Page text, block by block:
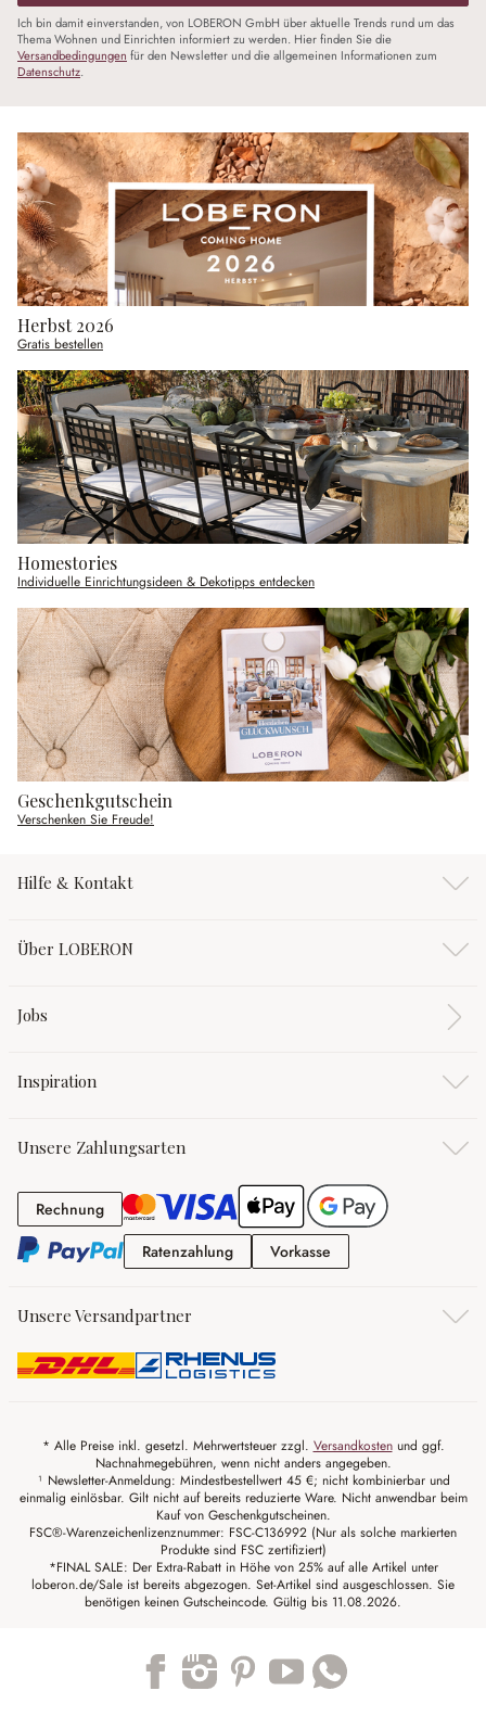
Ich bin damit einverstanden, von LOBERON GmbH über aktuelle Trends rund um das
Thema Wohnen und Einrichten informiert zu werden. Hier finden Sie die
Versandbedingungen für den Newsletter und die allgemeinen Informationen zum
Datenschutz.
Herbst 2026
Gratis bestellen
Homestories
Individuelle Einrichtungsideen & Dekotipps entdecken
Geschenkgutschein
Verschenken Sie Freude!
Hilfe & Kontakt
Über LOBERON
Jobs
Inspiration
Unsere Zahlungsarten
RechnungRechnung
RatenzahlungRatenzahlung
Vorkasse
Unsere Versandpartner
* Alle Preise inkl. gesetzl. Mehrwertsteuer zzgl. Versandkostenund ggf.
Nachnahmegebühren, wenn nicht anders angegeben.
¹ Newsletter-Anmeldung: Mindestbestellwert 45 €; nicht kombinierbar und
einmalig einlösbar. Gilt nicht auf bereits reduzierte Ware. Nicht anwendbar beim
Kauf von Geschenkgutscheinen.
FSC®-Warenzeichenlizenznummer: FSC-C136992 (Nur als solche markierten
Produkte sind FSC zertifiziert)
*FINAL SALE: Der Extra-Rabatt in Höhe von 25% auf alle Artikel unter
loberon.de/Sale ist bereits abgezogen. Set-Artikel sind ausgeschlossen. Sie
benötigen keinen Gutscheincode. Gültig bis 11.08.2026.